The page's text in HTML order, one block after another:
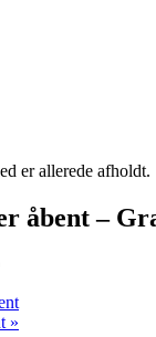
er allerede afholdt.
åbent –
»